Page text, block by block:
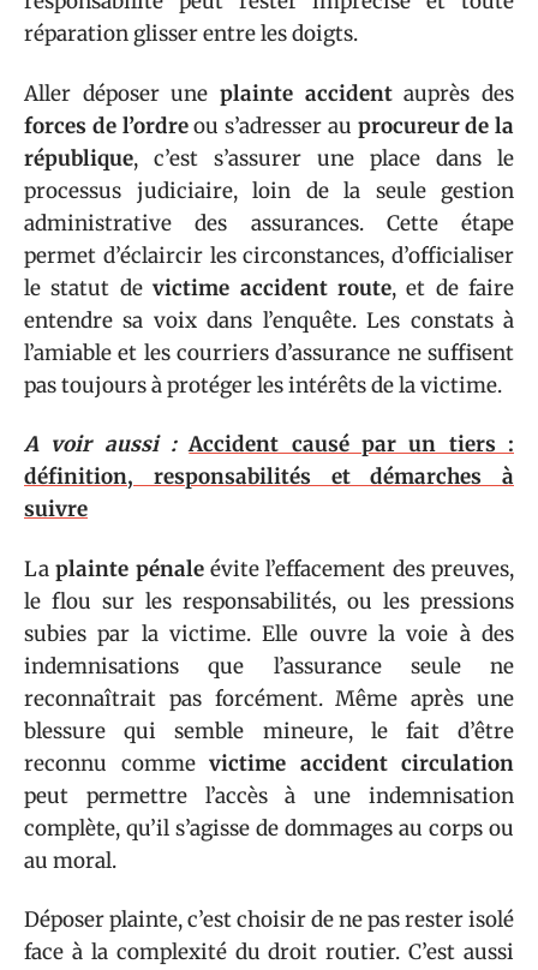
réparation glisser entre les doigts.
Aller déposer une plainte accidentauprès des
forces de l’ordreou s’adresser au procureur de la
république, c’est s’assurer une place dans le
processus judiciaire, loin de la seule gestion
administrative des assurances. Cette étape
permet d’éclaircir les circonstances, d’officialiser
le statut devictime accident route, et de faire
entendre sa voix dans l’enquête. Les constats à
l’amiable et les courriers d’assurance ne suffisent
pas toujours à protéger les intérêts de la victime.
A voir aussi : Accident causé par un tiers :
définition, responsabilités et démarches à
suivre
Laplainte pénaleévite l’effacement des preuves,
le flou sur les responsabilités, ou les pressions
subies par la victime. Elle ouvre la voie à des
indemnisations que l’assurance seule ne
reconnaîtrait pas forcément. Même après une
blessure qui semble mineure, le fait d’être
reconnu comme victime accident circulation
peut permettre l’accès à une indemnisation
complète, qu’il s’agisse de dommages au corps ou
au moral.
Déposer plainte, c’est choisir de ne pas rester isolé
face à la complexité du droit routier. C’est aussi